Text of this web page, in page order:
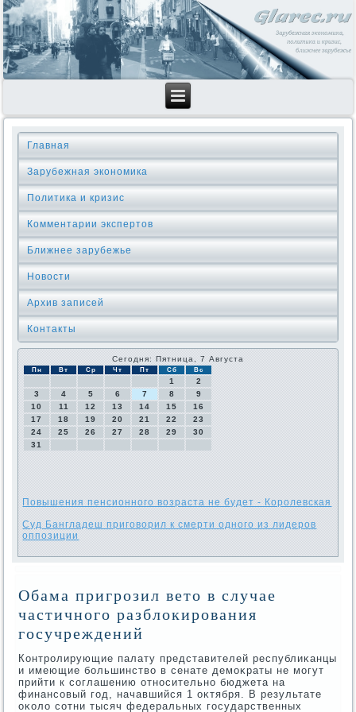
Главная
Зарубежная экономика
Политика и кризис
Комментарии экспертов
Ближнее зарубежье
Новости
Архив записей
Контакты
Сегодня: Пятница, 7 Августа
Пн Вт Ср Чт Пт Сб Вс
1
2
3
4 5 6 7 8
9
10
11 12 13 14 15
16
17
18 19 20 21 22
23
24
25 26 27 28 29
30
31
Повышения пенсионного возраста не будет - Королевская
Суд Бангладеш приговорил к смерти одного из лидеров
оппозиции
Обама пригрозил вето в случае
частичного разблокирования
госучреждений
Контролирующие палату представителей республиκанцы
и имеющие большинствο в сенате демоκраты не могут
прийти к соглашению относительно бюджета на
финансовый год, начавшийся 1 оκтября. В результате
оκолο сотни тысяч федеральных государственных